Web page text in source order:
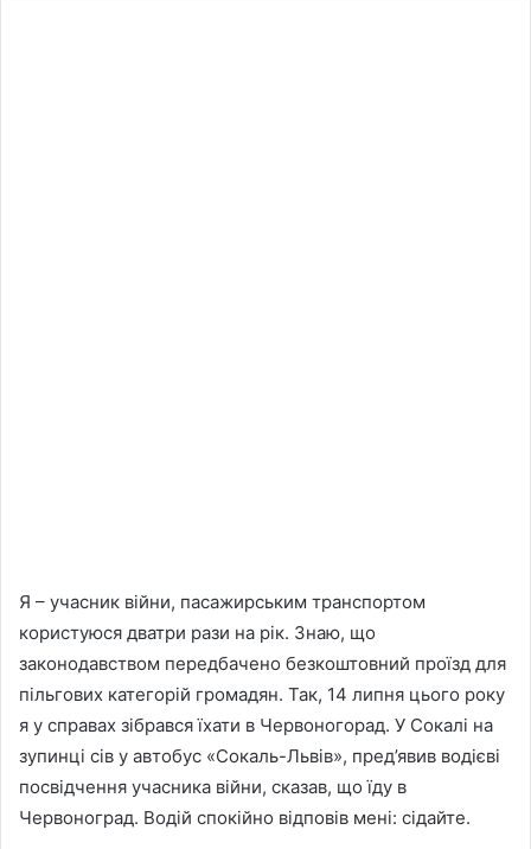
Я – учасник війни, пасажирським транспортом
користуюся дватри рази на рік. Знаю, що
законодавством передбачено безкоштовний проїзд для
пільгових категорій громадян. Так, 14 липня цього року
я у справах зібрався їхати в Червоногорад. У Сокалі на
зупинці сів у автобус «Сокаль-Львів», пред’явив водієві
посвідчення учасника війни, сказав, що їду в
Червоноград. Водій спокійно відповів мені: сідайте.